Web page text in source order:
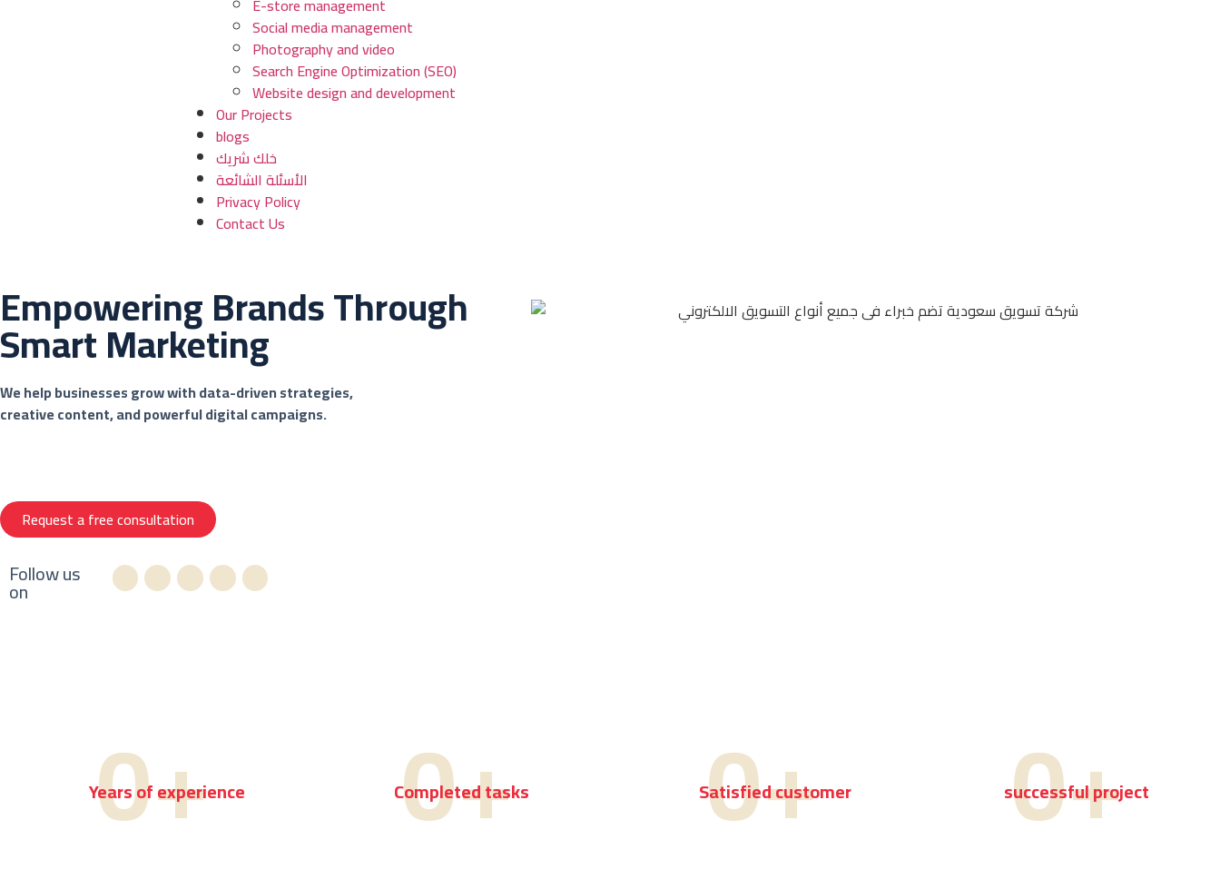
E-store management
Social media management
Photography and video
Search Engine Optimization (SEO)
Website design and development
Our Projects
blogs
خلك شريك
الأسئلة الشائعة
Privacy Policy
Contact Us
Empowering Brands Through
Smart Marketing
We help businesses grow with data-driven strategies,
creative content, and powerful digital campaigns.
Request a free consultation
Follow us
on
Years of experience
0+ Completed tasks
0+ Satisfied customer
0+ successful project
0+